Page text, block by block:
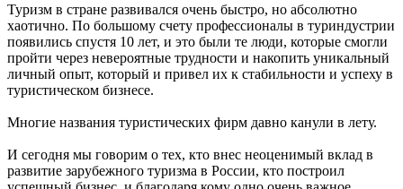
Туризм в стране развивался очень быстро, но абсолютно
хаотично. По большому счету профессионалы в туриндустрии
появились спустя 10 лет, и это были те люди, которые смогли
пройти через невероятные трудности и накопить уникальный
личный опыт, который и привел их к стабильности и успеху в
туристическом бизнесе.
Многие названия туристических фирм давно канули в лету.
И сегодня мы говорим о тех, кто внес неоценимый вклад в
развитие зарубежного туризма в России, кто построил